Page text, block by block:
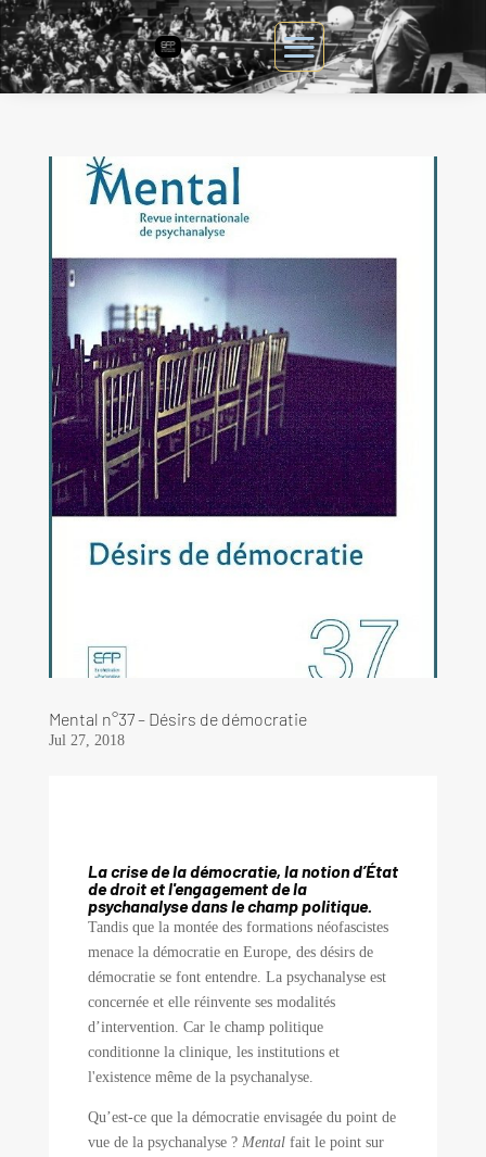
Mental n°37 – Désirs de démocratie
Jul 27, 2018
La crise de la démocratie, la notion d’État
de droit et l'engagement de la
psychanalyse dans le champ politique.
Tandis que la montée des formations néofascistes
menace la démocratie en Europe, des désirs de
démocratie se font entendre. La psychanalyse est
concernée et elle réinvente ses modalités
d’intervention. Car le champ politique
conditionne la clinique, les institutions et
l'existence même de la psychanalyse.
Qu’est-ce que la démocratie envisagée du point de
vue de la psychanalyse ? Mentalfait le point sur